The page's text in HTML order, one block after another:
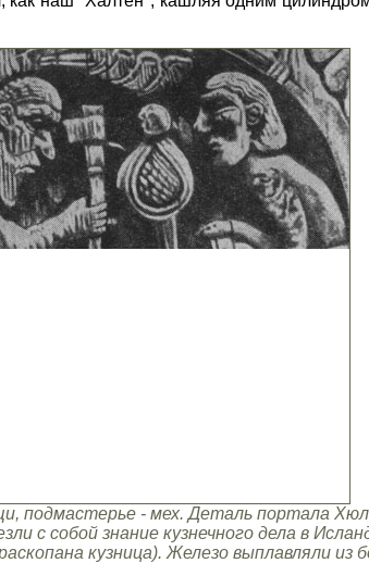
подмастерье - мех. Деталь портала
с собой знание кузнечного дела в
кузница). Железо выплавляли из